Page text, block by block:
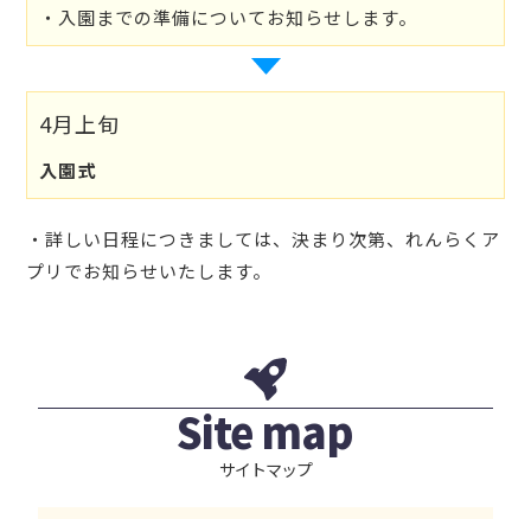
・入園までの準備についてお知らせします。
4月上旬
入園式
・詳しい日程につきましては、決まり次第、れんらくア
プリでお知らせいたします。
Site map
サイトマップ